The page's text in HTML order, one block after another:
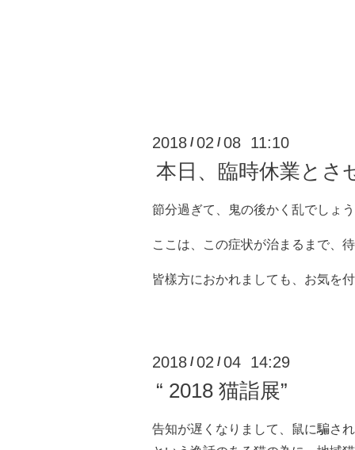
2018 / 02 / 08 11:10
本日、臨時休業とさ
節分過ぎて、鬼の後かく乱でしょ
ここは、この症状が治まるまで、
皆樣方におかれましても、お気を
2018 / 02 / 04 14:29
“ 2018 猫詣展”
告知が遅くなりまして、鼠に騙さ